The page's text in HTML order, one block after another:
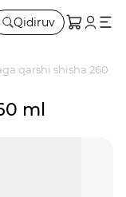
Qidiruv
qarshi shisha 260
ml